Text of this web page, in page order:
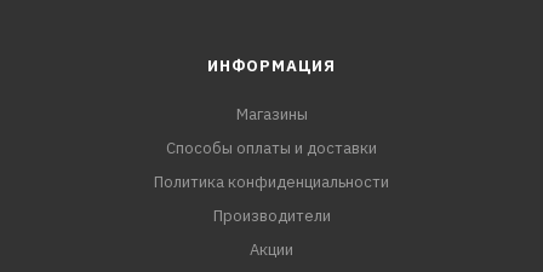
ИНФОРМАЦИЯ
Магазины
Способы оплаты и доставки
Политика конфиденциальности
Производители
Акции